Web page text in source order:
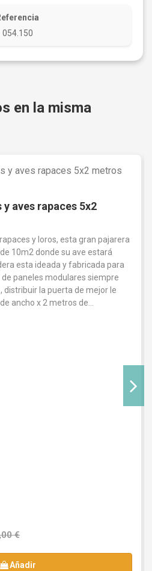
054.150
en la misma
aves rapaces 5x2
y loros, esta gran pajarera
10m2 donde su ave estará
esta ideada y fabricada para
paneles modulares siempre
distribuir la puerta de mejor le
ancho x 2 metros de...
€
Añadir